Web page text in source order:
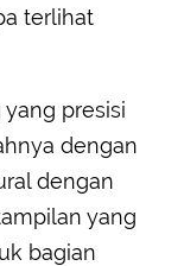
terlihat
presisi
dengan
dengan
yang
bagian